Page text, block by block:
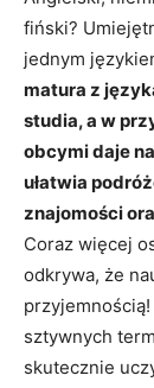
fiński?
jednym
matura z
studia, a w
obcymi daje
ułatwia
znajomości
Coraz więcej
odkrywa, że
sztywnych
skutecznie